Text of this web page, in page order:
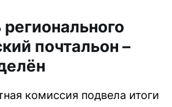
почтальон –
комиссия подвела итоги